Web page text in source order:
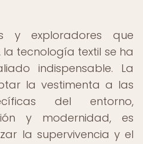
y exploradores que
tecnología textil se ha
indispensable. La
la vestimenta a las
del entorno,
y modernidad, es
la supervivencia y el